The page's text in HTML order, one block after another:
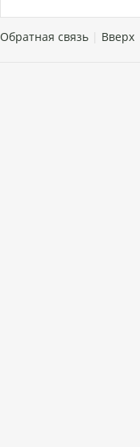
Обратная связь Вверх